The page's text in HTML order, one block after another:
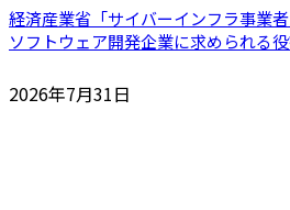
経済産業省「サイバーインフラ事業
ソフトウェア開発企業に求められる
2026年7月31日